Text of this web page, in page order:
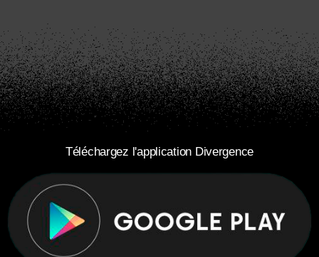
Téléchargez l'application Divergence